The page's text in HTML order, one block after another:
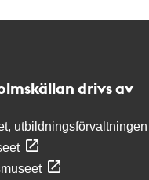
drivs av
utbildningsförvaltningen